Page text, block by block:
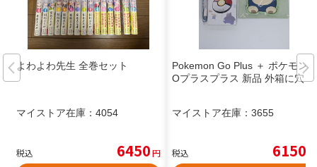
よわよわ先生 全巻セット
マイストア在庫： 4054
税込 6450円
Pokemon Go Plus ＋ ポケモンG
Oプラスプラス 新品 外箱に穴
マイストア在庫： 3655
税込 6150